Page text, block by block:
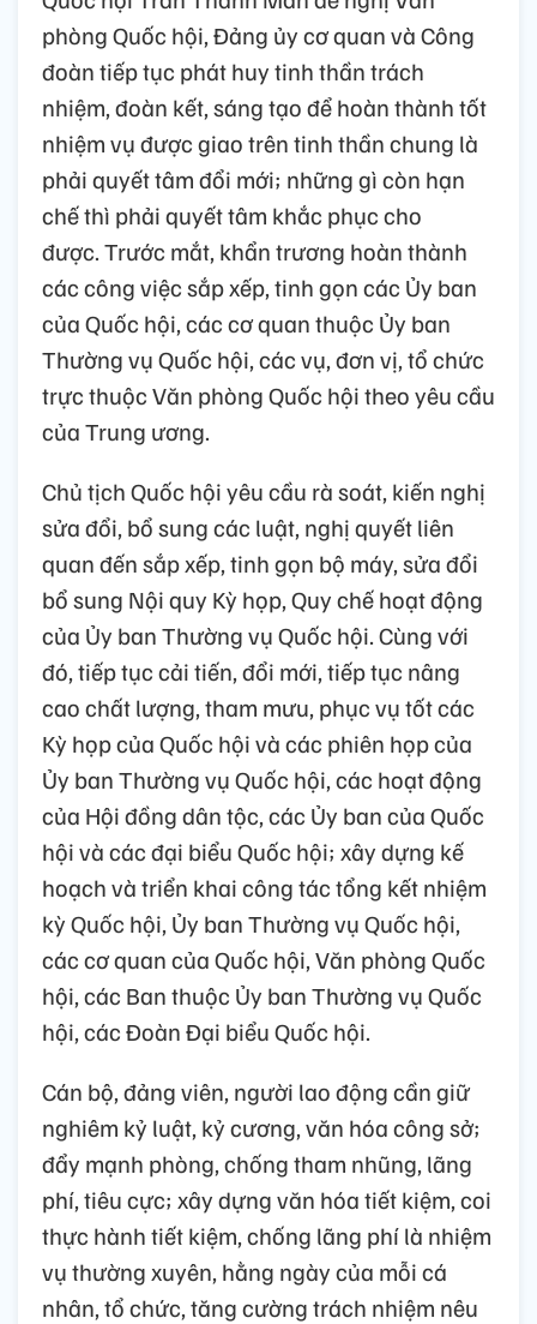
phòng Quốc hội, Đảng ủy cơ quan và Công
đoàn tiếp tục phát huy tinh thần trách
nhiệm, đoàn kết, sáng tạo để hoàn thành tốt
nhiệm vụ được giao trên tinh thần chung là
phải quyết tâm đổi mới; những gì còn hạn
chế thì phải quyết tâm khắc phục cho
được. Trước mắt, khẩn trương hoàn thành
các công việc sắp xếp, tinh gọn các Ủy ban
của Quốc hội, các cơ quan thuộc Ủy ban
Thường vụ Quốc hội, các vụ, đơn vị, tổ chức
trực thuộc Văn phòng Quốc hội theo yêu cầu
của Trung ương.
Chủ tịch Quốc hội yêu cầu rà soát, kiến nghị
sửa đổi, bổ sung các luật, nghị quyết liên
quan đến sắp xếp, tinh gọn bộ máy, sửa đổi
bổ sung Nội quy Kỳ họp, Quy chế hoạt động
của Ủy ban Thường vụ Quốc hội. Cùng với
đó, tiếp tục cải tiến, đổi mới, tiếp tục nâng
cao chất lượng, tham mưu, phục vụ tốt các
Kỳ họp của Quốc hội và các phiên họp của
Ủy ban Thường vụ Quốc hội, các hoạt động
của Hội đồng dân tộc, các Ủy ban của Quốc
hội và các đại biểu Quốc hội; xây dựng kế
hoạch và triển khai công tác tổng kết nhiệm
kỳ Quốc hội, Ủy ban Thường vụ Quốc hội,
các cơ quan của Quốc hội, Văn phòng Quốc
hội, các Ban thuộc Ủy ban Thường vụ Quốc
hội, các Đoàn Đại biểu Quốc hội.
Cán bộ, đảng viên, người lao động cần giữ
nghiêm kỷ luật, kỷ cương, văn hóa công sở;
đẩy mạnh phòng, chống tham nhũng, lãng
phí, tiêu cực; xây dựng văn hóa tiết kiệm, coi
thực hành tiết kiệm, chống lãng phí là nhiệm
vụ thường xuyên, hằng ngày của mỗi cá
nhân, tổ chức, tăng cường trách nhiệm nêu